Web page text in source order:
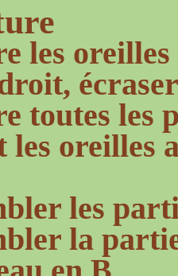
les
toutes les
les oreilles
les
la